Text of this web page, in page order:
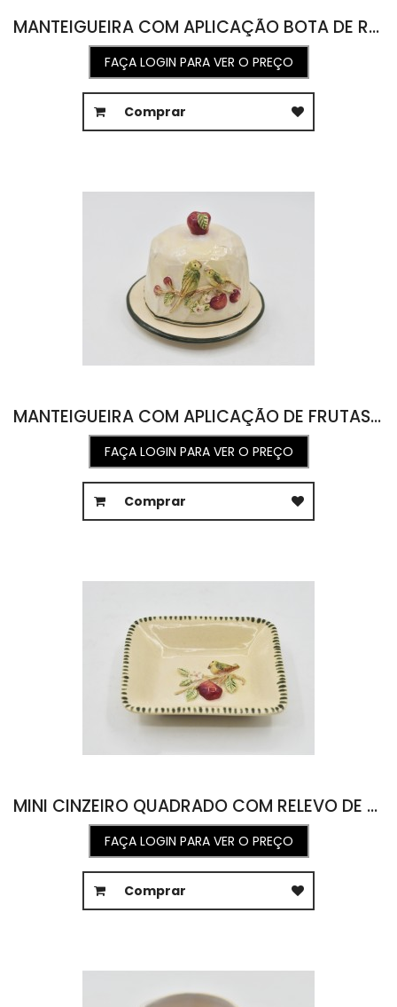
MANTEIGUEIRA COM APLICAÇÃO BOTA DE ROSA 13,5D X 11A
FAÇA LOGIN PARA VER O PREÇO
Comprar
MANTEIGUEIRA COM APLICAÇÃO DE FRUTAS E PÁSSARO 13L X 13,5C X 10A
FAÇA LOGIN PARA VER O PREÇO
Comprar
MINI CINZEIRO QUADRADO COM RELEVO DE FRUTAS E PÁSSARO 9L X 10C X 2A
FAÇA LOGIN PARA VER O PREÇO
Comprar